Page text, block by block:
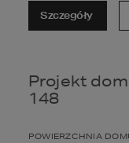
Szczegóły
Projekt
148
POWIERZCHNIA